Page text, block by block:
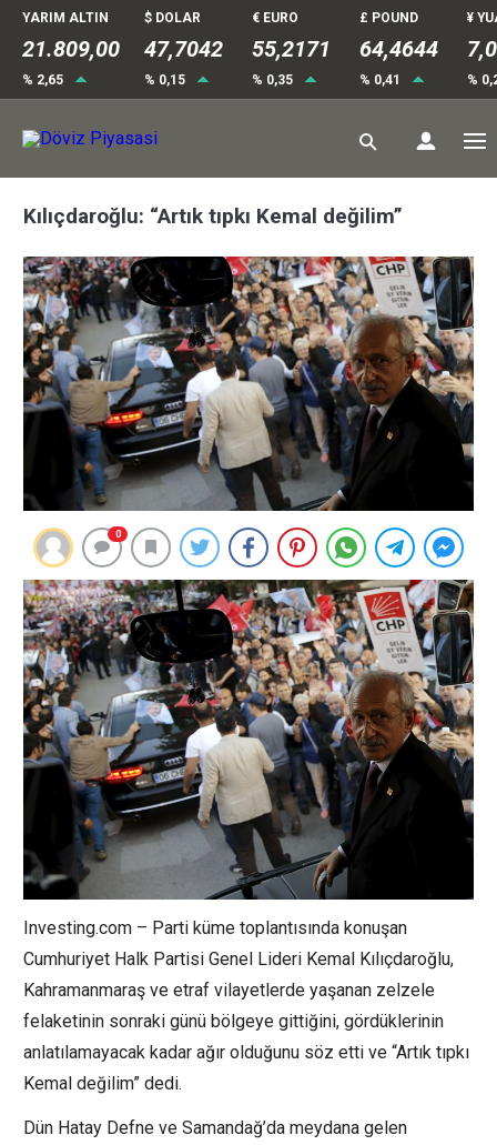
YARIM ALTIN
21.809,00
% 2,65
$ DOLAR
47,7042
% 0,15
€ EURO
55,2171
% 0,35
£ POUND
64,4644
% 0,41
¥
%
Kılıçdaroğlu: “Artık tıpkı Kemal değilim”
0
Investing.com – Parti küme toplantısında konuşan
Cumhuriyet Halk Partisi Genel Lideri Kemal Kılıçdaroğlu,
Kahramanmaraş ve etraf vilayetlerde yaşanan zelzele
felaketinin sonraki günü bölgeye gittiğini, gördüklerinin
anlatılamayacak kadar ağır olduğunu söz etti ve “Artık tıpkı
Kemal değilim” dedi.
Dün Hatay Defne ve Samandağ’da meydana gelen